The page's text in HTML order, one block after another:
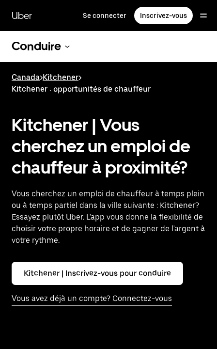
contenu
principal
Uber Se connecter Inscrivez-vous
Conduire
Canada>Kitchener>
Kitchener : opportunités de chauffeur
Kitchener | Vous
cherchez un emploi de
chauffeur à proximité?
Vous cherchez un emploi de chauffeur à temps plein
ou à temps partiel dans la ville suivante : Kitchener?
Essayez plutôt Uber. L'app vous donne la flexibilité de
choisir votre propre horaire et de gagner de l'argent à
votre rythme.
Kitchener | Inscrivez-vous pour conduire
Vous avez déjà un compte? Connectez-vous